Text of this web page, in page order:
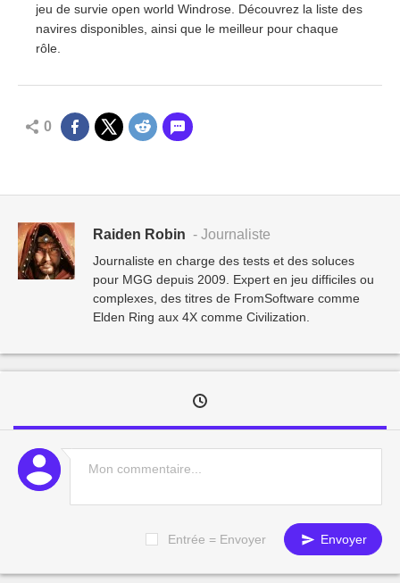
jeu de survie open world Windrose. Découvrez la liste des
navires disponibles, ainsi que le meilleur pour chaque
rôle.
0
Raiden Robin - Journaliste
Journaliste en charge des tests et des soluces
pour MGG depuis 2009. Expert en jeu difficiles ou
complexes, des titres de FromSoftware comme
Elden Ring aux 4X comme Civilization.
Entrée = Envoyer Envoyer